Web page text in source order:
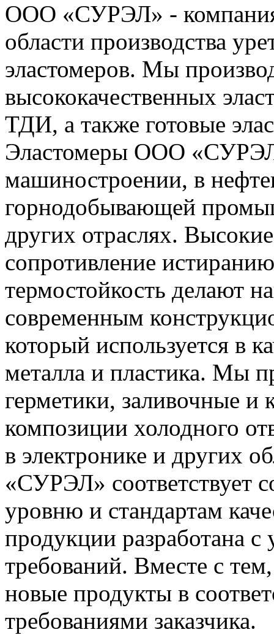
ООО «СУРЭЛ» -
области производства
эластомеров. Мы
высококачественных
ТДИ, а также готовые
Эластомеры ООО
машиностроении, в
горнодобывающей
других отраслях.
сопротивление
термостойкость делают
современным
который используется в
металла и пластика. Мы
герметики, заливочные и
композиции холодного
в электронике и других
«СУРЭЛ» соответствует
уровню и стандартам
продукции разработана
требований. Вместе с
новые продукты в
требованиями заказчика.